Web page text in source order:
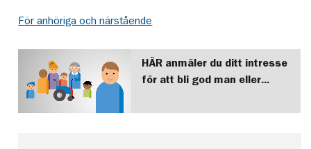
För anhöriga och närstående
HÄR anmäler du ditt intresse
för att bli god man eller